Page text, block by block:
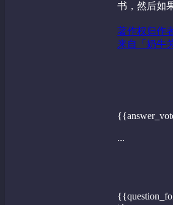
书，然后如
著作权归作
来自「奶牛
...